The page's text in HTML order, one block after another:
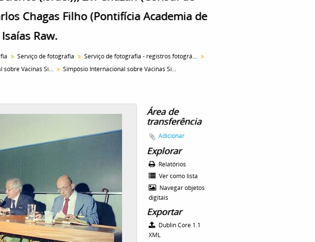
Chagas Filho (Pontifícia Academia de
Raw.
Serviço de fotografia
Serviço de fotografia - registros fotográficos
Simpósio Internacional sobre Vacinas Sintéticas e por Engenharia Genética. Simpósio Internacional sobre Vacinas Sintéticas e por Engenharia Genética. Sessão de Abertura do Simpósio. Da esquerda para a direita, Nelson Pilosof (representante doWeizmann Institute of Science (Israel)), Zvi Chazan (Cônsul de Israel), Dr. Willy Beçak, Carlos Chagas Filho (Pontifícia Academia de Ciências do Vaticano), Dr. Isaías Raw.
Área de
transferência
Adicionar
Explorar
Relatórios
Ver como lista
Navegar objetos
digitais
Exportar
Dublin Core 1.1
XML